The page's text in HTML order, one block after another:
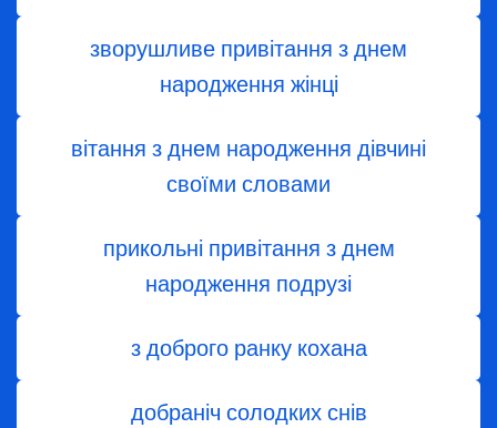
зворушливе привітання з днем
народження жінці
вітання з днем ​​народження дівчині
своїми словами
прикольні привітання з днем
народження подрузі
з доброго ранку кохана
добраніч солодких снів